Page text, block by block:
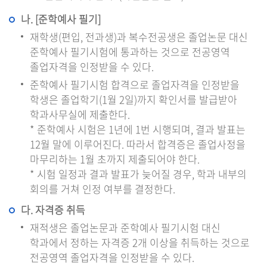
나. [준학예사 필기]
재학생(편입, 전과생)과 복수전공생은 졸업논문 대신
준학예사 필기시험에 통과하는 것으로 전공영역
졸업자격을 인정받을 수 있다.
준학예사 필기시험 합격으로 졸업자격을 인정받을
학생은 졸업학기(1월 2일)까지 확인서를 발급받아
학과사무실에 제출한다.
* 준학예사 시험은 1년에 1번 시행되며, 결과 발표는
12월 말에 이루어진다. 따라서 합격증은 졸업사정을
마무리하는 1월 초까지 제출되어야 한다.
* 시험 일정과 결과 발표가 늦어질 경우, 학과 내부의
회의를 거쳐 인정 여부를 결정한다.
다. 자격증 취득
재적생은 졸업논문과 준학예사 필기시험 대신
학과에서 정하는 자격증 2개 이상을 취득하는 것으로
전공영역 졸업자격을 인정받을 수 있다.